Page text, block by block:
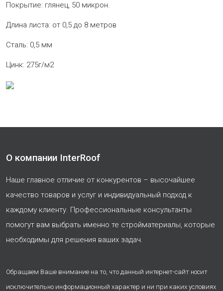
Покрытие: глянец, 50 микрон.
Длина листа: от 0,5 до 8 метров
Сталь: 0,5 мм
Цинк: 275г/м2
О компании InterRoof
Наше главное отличие от конкурентов – высочайшее
качество товаров и услуг и индивидуальный подход к
каждому клиенту. Профессиональные консультанты
помогут вам выбрать именно те стройматериалы, которые
необходимы для решения ваших задач.
Обращаем Ваше внимание на то, что данный интернет-сайт носит
исключительно информационный характер и ни при каких условиях